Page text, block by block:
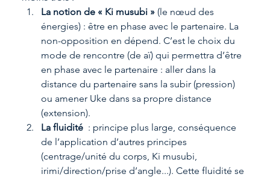
La notion de « Ki musubi » (le nœud des
énergies) : être en phase avec le partenaire. La
non-opposition en dépend. C’est le choix du
mode de rencontre (de aï) qui permettra d’être
en phase avec le partenaire : aller dans la
distance du partenaire sans la subir (pression)
ou amener Uke dans sa propre distance
(extension).
La fluidité : principe plus large, conséquence
de l’application d’autres principes
(centrage/unité du corps, Ki musubi,
irimi/direction/prise d’angle...). Cette fluidité se